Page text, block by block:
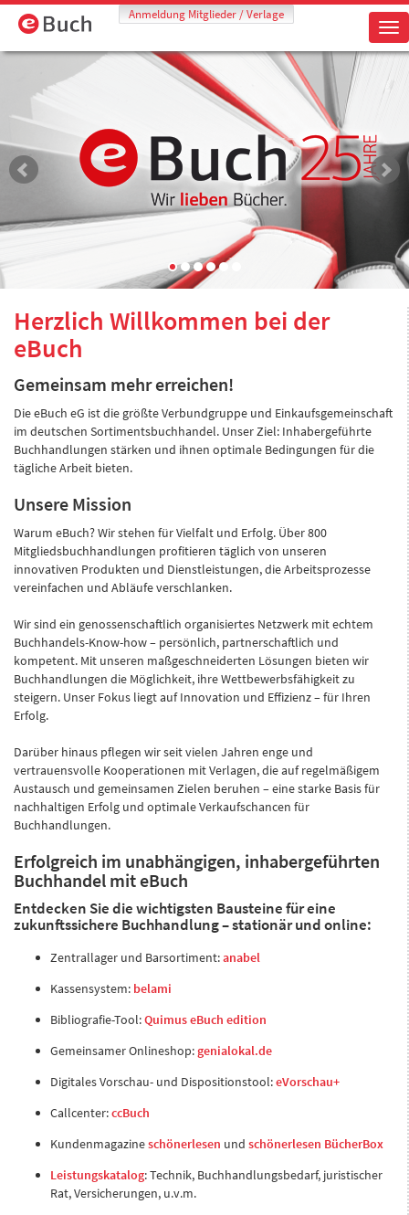
Anmeldung Mitglieder / Verlage
Herzlich Willkommen bei der
eBuch
Gemeinsam mehr erreichen!
Die eBuch eG ist die größte Verbundgruppe und Einkaufsgemeinschaft
im deutschen Sortimentsbuchhandel. Unser Ziel: Inhabergeführte
Buchhandlungen stärken und ihnen optimale Bedingungen für die
tägliche Arbeit bieten.
Unsere Mission
Warum eBuch? Wir stehen für Vielfalt und Erfolg. Über 800
Mitgliedsbuchhandlungen profitieren täglich von unseren
innovativen Produkten und Dienstleistungen, die Arbeitsprozesse
vereinfachen und Abläufe verschlanken.
Wir sind ein genossenschaftlich organisiertes Netzwerk mit echtem
Buchhandels-Know-how – persönlich, partnerschaftlich und
kompetent. Mit unseren maßgeschneiderten Lösungen bieten wir
Buchhandlungen die Möglichkeit, ihre Wettbewerbsfähigkeit zu
steigern. Unser Fokus liegt auf Innovation und Effizienz – für Ihren
Erfolg.
Darüber hinaus pflegen wir seit vielen Jahren enge und
vertrauensvolle Kooperationen mit Verlagen, die auf regelmäßigem
Austausch und gemeinsamen Zielen beruhen – eine starke Basis für
nachhaltigen Erfolg und optimale Verkaufschancen für
Buchhandlungen.
Erfolgreich im unabhängigen, inhabergeführten
Buchhandel mit eBuch
Entdecken Sie die wichtigsten Bausteine für eine
zukunftssichere Buchhandlung – stationär und online:
Zentrallager und Barsortiment:anabel
Kassensystem: belami
Bibliografie-Tool:Quimus eBuch edition
Gemeinsamer Onlineshop:genialokal.de
Digitales Vorschau- und Dispositionstool:eVorschau+
Callcenter:ccBuch
Kundenmagazineschönerlesen und schönerlesen BücherBox
Leistungskatalog: Technik, Buchhandlungsbedarf, juristischer
Rat, Versicherungen, u.v.m.